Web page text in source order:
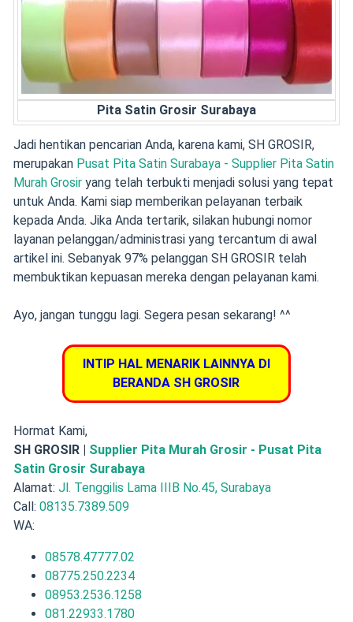
Pita Satin Grosir Surabaya
Jadi hentikan pencarian Anda, karena kami, SH GROSIR,
merupakan Pusat Pita Satin Surabaya - Supplier Pita Satin
Murah Grosiryang telah terbukti menjadi solusi yang tepat
untuk Anda. Kami siap memberikan pelayanan terbaik
kepada Anda. Jika Anda tertarik, silakan hubungi nomor
layanan pelanggan/administrasi yang tercantum di awal
artikel ini. Sebanyak 97% pelanggan SH GROSIR telah
membuktikan kepuasan mereka dengan pelayanan kami.
Ayo, jangan tunggu lagi. Segera pesan sekarang! ^^
INTIP HAL MENARIK LAINNYA DI
BERANDA SH GROSIR
Hormat Kami,
SH GROSIR | Supplier Pita Murah Grosir - Pusat Pita
Satin Grosir Surabaya
Alamat: Jl. Tenggilis Lama IIIB No.45, Surabaya
Call: 08135.7389.509
WA:
08578.47777.02
08775.250.2234
08953.2536.1258
081.22933.1780